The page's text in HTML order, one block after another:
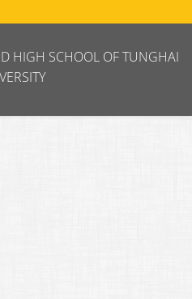
HIGH SCHOOL OF TUNGHAI